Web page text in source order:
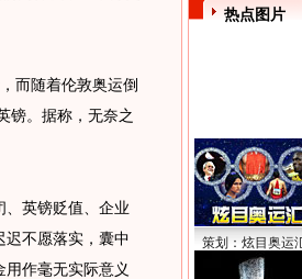
而随着伦敦奥运倒
镑。据称，无奈之
英镑贬值、企业
迟不愿落实，囊中
作毫无实际意义
热点图片
策划：炫目奥运